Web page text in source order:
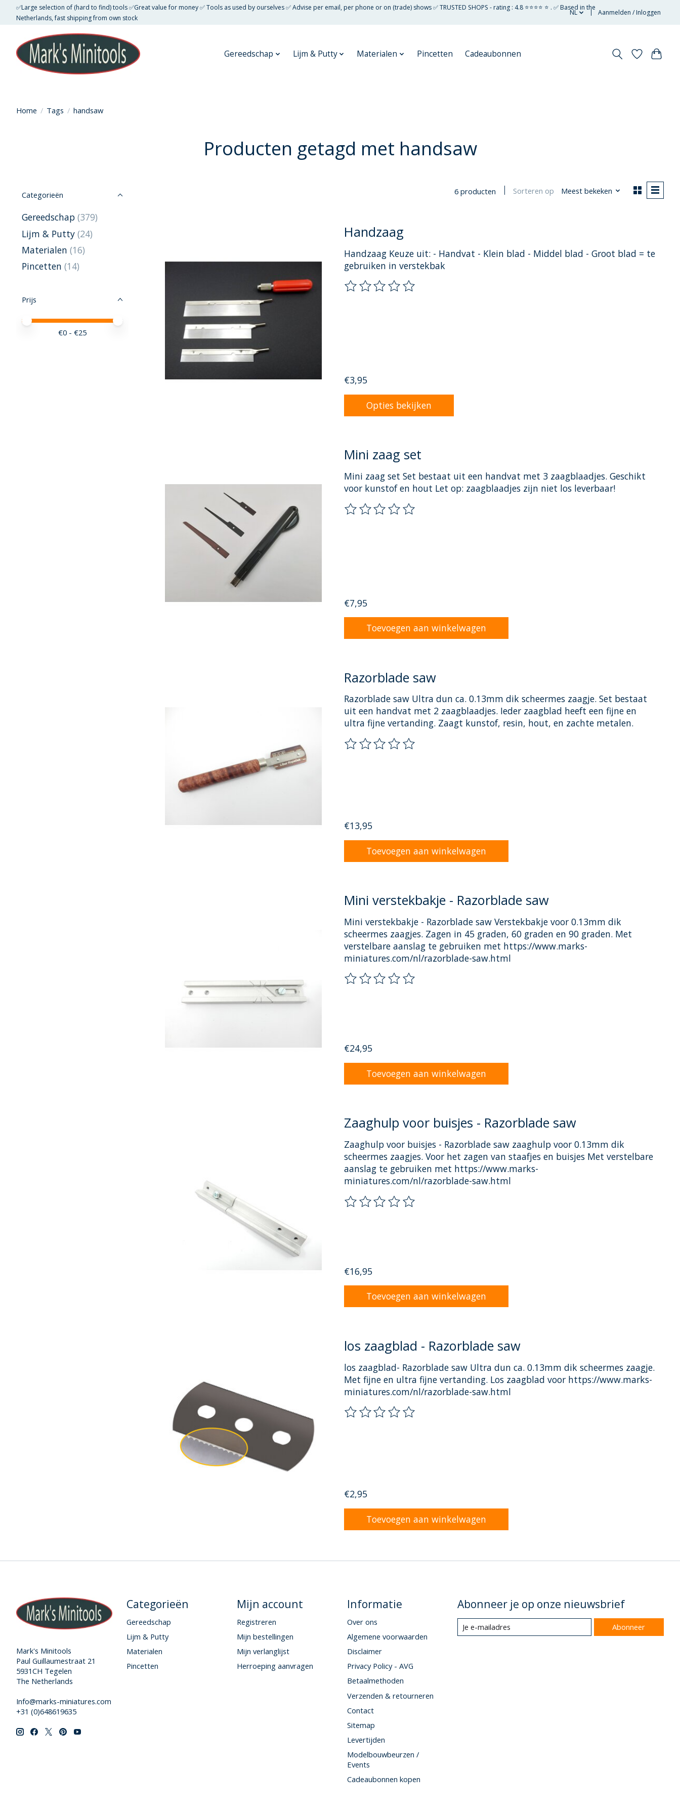
✅Large selection of (hard to find) tools ✅Great value for money ✅ Tools as used by ourselves ✅ Advise per email, per phone or on (trade) shows ✅ TRUSTED SHOPS - rating : 4.8 ⭐⭐⭐⭐ ⭐ . ✅ Based in the
Netherlands, fast shipping from own stock
NL Aanmelden / Inloggen
Gereedschap Lijm & Putty Materialen Pincetten Cadeaubonnen
Home / Tags / handsaw
Producten getagd met handsaw
Categorieën
Gereedschap (379)
Lijm & Putty (24)
Materialen (16)
Pincetten (14)
Prijs
Minimale prijswaarde
Price maximum value
€0 - €25
6 producten Sorteren op Meest bekeken
Handzaag
Handzaag Keuze uit: - Handvat - Klein blad - Middel blad - Groot blad = te
gebruiken in verstekbak
De beoordeling van dit product is
€3,95
Opties bekijken
Mini zaag set
Mini zaag set Set bestaat uit een handvat met 3 zaagblaadjes. Geschikt
voor kunstof en hout Let op: zaagblaadjes zijn niet los leverbaar!
De beoordeling van dit product is
€7,95
Toevoegen aan winkelwagen
Razorblade saw
Razorblade saw Ultra dun ca. 0.13mm dik scheermes zaagje. Set bestaat
uit een handvat met 2 zaagblaadjes. Ieder zaagblad heeft een fijne en
ultra fijne vertanding. Zaagt kunstof, resin, hout, en zachte metalen.
De beoordeling van dit product is
€13,95
Toevoegen aan winkelwagen
Mini verstekbakje - Razorblade saw
Mini verstekbakje - Razorblade saw Verstekbakje voor 0.13mm dik
scheermes zaagjes. Zagen in 45 graden, 60 graden en 90 graden. Met
verstelbare aanslag te gebruiken met https://www.marks-
miniatures.com/nl/razorblade-saw.html
De beoordeling van dit product is
€24,95
Toevoegen aan winkelwagen
Zaaghulp voor buisjes - Razorblade saw
Zaaghulp voor buisjes - Razorblade saw zaaghulp voor 0.13mm dik
scheermes zaagjes. Voor het zagen van staafjes en buisjes Met verstelbare
aanslag te gebruiken met https://www.marks-
miniatures.com/nl/razorblade-saw.html
De beoordeling van dit product is
€16,95
Toevoegen aan winkelwagen
los zaagblad - Razorblade saw
los zaagblad- Razorblade saw Ultra dun ca. 0.13mm dik scheermes zaagje.
Met fijne en ultra fijne vertanding. Los zaagblad voor https://www.marks-
miniatures.com/nl/razorblade-saw.html
De beoordeling van dit product is
€2,95
Toevoegen aan winkelwagen
Mark's Minitools
Paul Guillaumestraat 21
5931CH Tegelen
The Netherlands
Info@marks-miniatures.com
+31 (0)648619635
Categorieën
Gereedschap
Lijm & Putty
Materialen
Pincetten
Mijn account
Registreren
Mijn bestellingen
Mijn verlanglijst
Herroeping aanvragen
Informatie
Over ons
Algemene voorwaarden
Disclaimer
Privacy Policy - AVG
Betaalmethoden
Verzenden & retourneren
Contact
Sitemap
Levertijden
Modelbouwbeurzen /
Events
Cadeaubonnen kopen
Abonneer je op onze nieuwsbrief
Abonneer